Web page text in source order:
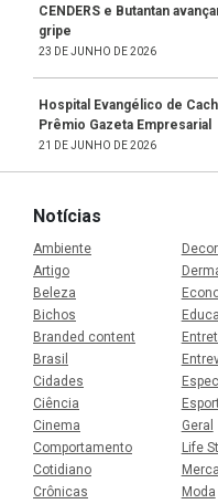
CENDERS e Butantan
gripe
23 DE JUNHO DE 2026
Hospital Evangélico de
Prêmio Gazeta Empresarial
21 DE JUNHO DE 2026
Notícias
Ambiente
Artigo
Beleza
Bichos
Branded content
Brasil
Cidades
Ciência
Cinema
Comportamento
Cotidiano
Crônicas
Geral
Life
Moda